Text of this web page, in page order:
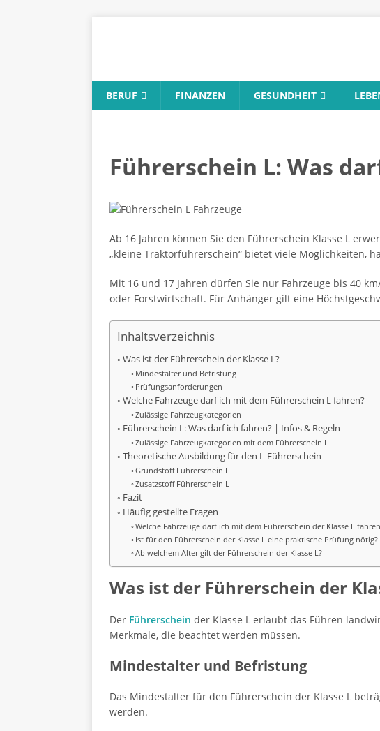
BERUF FINANZEN GESUNDHEIT
Führerschein L: Was
Ab 16 Jahren können Sie den Führerschein Klasse L
„kleine Traktorführerschein“ bietet viele Möglichkeiten,
Mit 16 und 17 Jahren dürfen Sie nur Fahrzeuge bis 40
oder Forstwirtschaft. Für Anhänger gilt eine
Inhaltsverzeichnis
Was ist der Führerschein der Klasse L?
Mindestalter und Befristung
Prüfungsanforderungen
Welche Fahrzeuge darf ich mit dem Führerschein L fahren?
Zulässige Fahrzeugkategorien
Führerschein L: Was darf ich fahren? | Infos & Regeln
Zulässige Fahrzeugkategorien mit dem Führerschein L
Theoretische Ausbildung für den L-Führerschein
Grundstoff Führerschein L
Zusatzstoff Führerschein L
Fazit
Häufig gestellte Fragen
Welche Fahrzeuge darf ich mit dem Führerschein der Klasse L
Ist für den Führerschein der Klasse L eine praktische Prüfung nötig?
Ab welchem Alter gilt der Führerschein der Klasse L?
Was ist der Führerschein der
Der Führerschein der Klasse L erlaubt das Führen
Merkmale, die beachtet werden müssen.
Mindestalter und Befristung
Das Mindestalter für den Führerschein der Klasse L
werden.